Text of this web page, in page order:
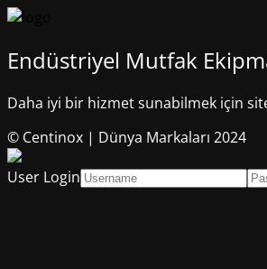
Endüstriyel Mutfak
Daha iyi bir hizmet sunabilmek için
© Centinox | Dünya Markaları 2024
User Login